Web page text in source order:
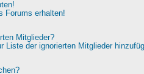
Forums erhalten!
Mitglieder?
der ignorierten Mitglieder